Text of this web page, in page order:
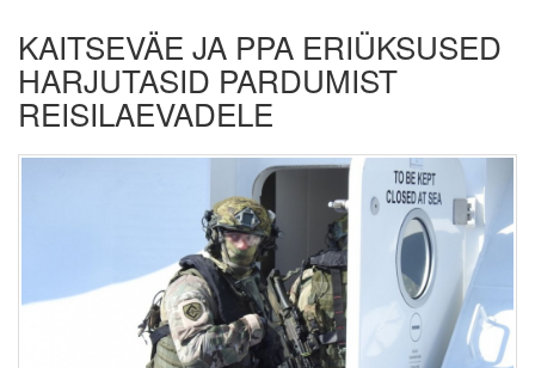
KAITSEVÄE JA PPA ERIÜKSUSED
HARJUTASID PARDUMIST
REISILAEVADELE